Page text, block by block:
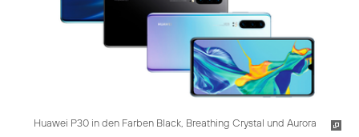
Huawei P30 in den Farben Black, Breathing Crystal und Aurora